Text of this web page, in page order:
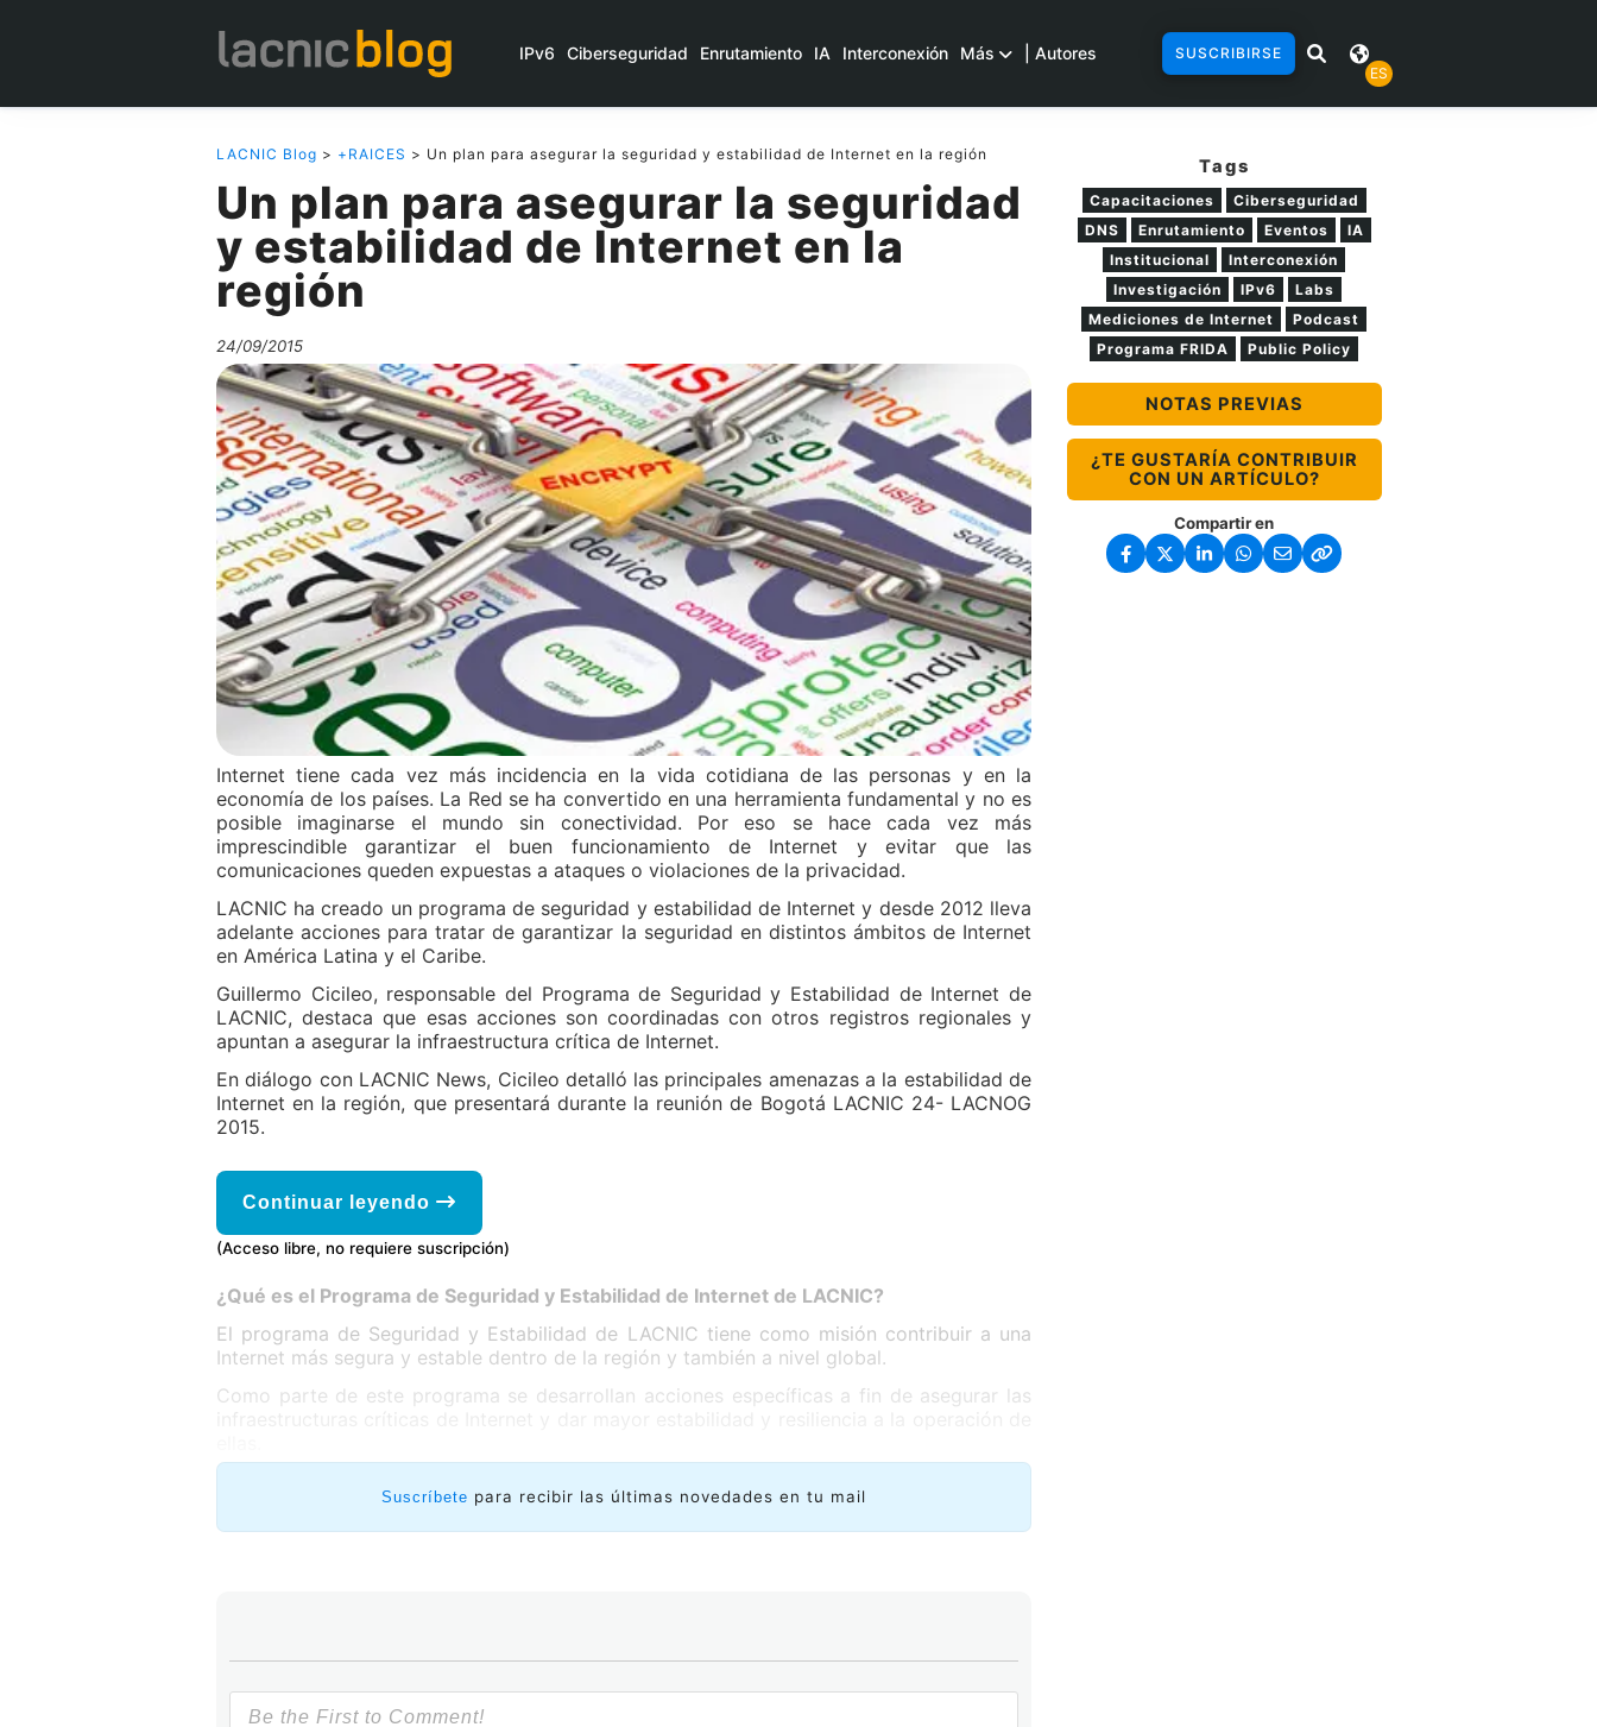
IPv6 Ciberseguridad Enrutamiento IA Interconexión Más | Autores
SUSCRIBIRSE
ES
LACNIC Blog > +RAICES > Un plan para asegurar la seguridad y estabilidad de Internet en la región
Un plan para asegurar la seguridad
y estabilidad de Internet en la
región
24/09/2015
Internet tiene cada vez más incidencia en la vida cotidiana de las personas y en la
economía de los países. La Red se ha convertido en una herramienta fundamental y no es
posible imaginarse el mundo sin conectividad. Por eso se hace cada vez más
imprescindible garantizar el buen funcionamiento de Internet y evitar que las
comunicaciones queden expuestas a ataques o violaciones de la privacidad.
LACNIC ha creado un programa de seguridad y estabilidad de Internet y desde 2012 lleva
adelante acciones para tratar de garantizar la seguridad en distintos ámbitos de Internet
en América Latina y el Caribe.
Guillermo Cicileo, responsable del Programa de Seguridad y Estabilidad de Internet de
LACNIC, destaca que esas acciones son coordinadas con otros registros regionales y
apuntan a asegurar la infraestructura crítica de Internet.
En diálogo con LACNIC News, Cicileo detalló las principales amenazas a la estabilidad de
Internet en la región, que presentará durante la reunión de Bogotá LACNIC 24- LACNOG
2015.
Continuar leyendo
(Acceso libre, no requiere suscripción)
¿Qué es el Programa de Seguridad y Estabilidad de Internet de LACNIC?
El programa de Seguridad y Estabilidad de LACNIC tiene como misión contribuir a una
Internet más segura y estable dentro de la región y también a nivel global.
Como parte de este programa se desarrollan acciones específicas a fin de asegurar las
Suscríbete para recibir las últimas novedades en tu mail
Tags
Capacitaciones
Ciberseguridad
DNS
Enrutamiento Eventos
IA
Institucional
Interconexión
Investigación
IPv6
Labs
Mediciones de Internet
Podcast
Programa FRIDA
Public Policy
NOTAS PREVIAS
¿TE GUSTARÍA CONTRIBUIR
CON UN ARTÍCULO?
Compartir en